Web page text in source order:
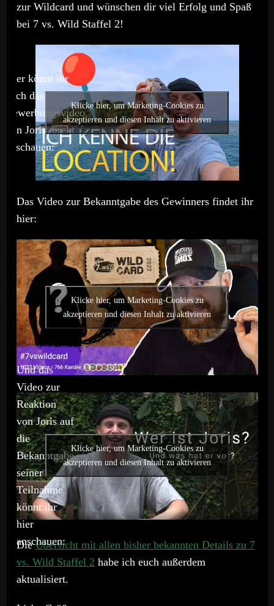
zur Wildcard und wünschen dir viel Erfolg und Spaß
bei 7 vs. Wild Staffel 2!
Hier könnt ihr
euch das
Bewerbungsvideo
von Joris direkt
anschauen:
Klicke hier, um Marketing-Cookies zu
akzeptieren und diesen Inhalt zu aktivieren
Das Video zur Bekanntgabe des Gewinners findet ihr
hier:
Klicke hier, um Marketing-Cookies zu
akzeptieren und diesen Inhalt zu aktivieren
Und das
Video zur
Reaktion
von Joris auf
die
Bekanntgabe
seiner
Teilnahme
könnt ihr
hier
anschauen:
Klicke hier, um Marketing-Cookies zu
akzeptieren und diesen Inhalt zu aktivieren
DieÜbersicht mit allen bisher bekannten Details zu 7
vs. Wild Staffel 2 habe ich euch außerdem
aktualisiert.